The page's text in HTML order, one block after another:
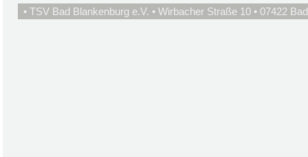
• TSV Bad Blankenburg e.V. • Wirbacher Straße 10 • 07422